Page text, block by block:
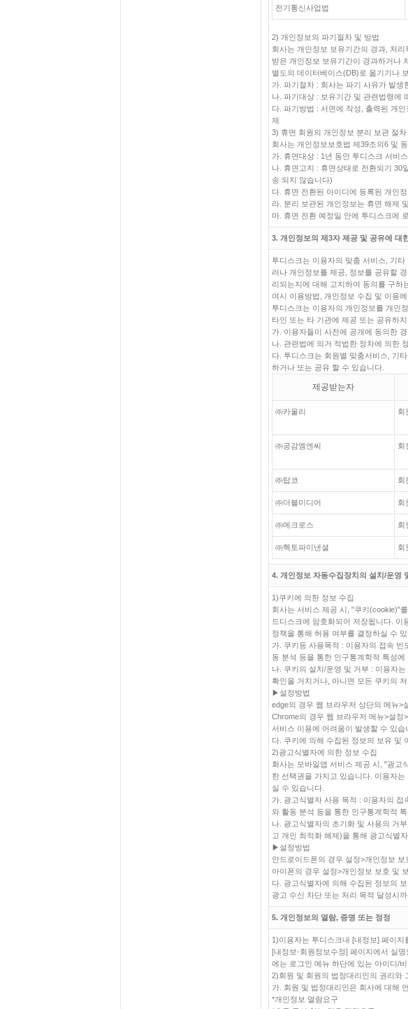
전기통신사업법
2) 개인정보의 파기절차 및 방법
회사는 개인정보 보유기간의 경과, 처
받은 개인정보 보유기간이 경과하거나
별도의 데이터베이스(DB)로 옮기기나
가. 파기절차 : 회사는 파기 사유가 발생
나. 파기대상 : 보유기간 및 관련법령에
다. 파기방법 : 서면에 작성, 출력된 개
제
3) 휴면 회원의 개인정보 분리 보관 절차
회사는 개인정보보호법 제39조의6 및
가. 휴면대상 : 1년 동안 투디스크 서비
나. 휴면고지 : 휴면상태로 전환되기 30
송 되지 않습니다)
다. 휴면 전환된 아이디에 등록된 개인
라. 분리 보관된 개인정보는 휴면 해제
마. 휴면 전환 예정일 안에 투디스크에
3. 개인정보의 제3자 제공 및 공유에 대
투디스크는 이용자의 맞춤 서비스, 기
러나 개인정보를 제공, 정보를 공유할
리되는지에 대해 고지하여 동의를 구하
여시 이용방법, 개인정보 수집 및 이용
투디스크는 이용자의 개인정보를 개인
타인 또는 타 기관에 제공 또는 공유하
가. 이용자들이 사전에 공개에 동의한 경
나. 관련법에 의거 적법한 정차에 의한
다. 투디스크는 회원별 맞춤서비스, 기
하거나 또는 공유 할 수 있습니다.
제공받는자
㈜카울리 회
㈜공감엠엔씨 회
㈜탑코 회
㈜더블미디어 회
㈜메크로스 회
㈜헥토파이낸셜 회
4. 개인정보 자동수집장치의 설치/운영
1)쿠키에 의한 정보 수집
회사는 서비스 제공 시, "쿠키(cookie)"
드디스크에 암호화되어 저장됩니다.
정책을 통해 허용 여부를 결정하실 수 있
가. 쿠키등 사용목적 : 이용자의 접속
동 분석 등을 통한 인구통계학적 특성
나. 쿠키의 설치/운영 및 거부 : 이용자
확인을 거치거나, 아니면 모든 쿠키의
▶설정방법
edge의 경우 웹 브라우저 상단의 메뉴>
Chrome의 경우 웹 브라우저 메뉴>설정
서비스 이용에 어려움이 발생할 수 있습
다. 쿠키에 의해 수집된 정보의 보유 및
2)광고식별자에 의한 정보 수집
회사는 모바일앱 서비스 제공 시, "광고
한 선택권을 가지고 있습니다. 이용자
실 수 있습니다.
가. 광고식별자 사용 목적 : 이용자의
와 활동 분석 등을 통한 인구통계학적
나. 광고식별자의 초기화 및 사용의 거
고 개인 최적화 해제)을 통해 광고식별
▶설정방법
안드로이드폰의 경우 설정>개인정보
아이폰의 경우 설정>개인정보 보호 및
다. 광고식별자에 의해 수집된 정보의
광고 수신 차단 또는 처리 목적 달성시까
5. 개인정보의 열람, 증명 또는 정정
1)이용자는 투디스크내 [내정보] 페이
[내정보-회원정보수정] 페이지에서 실
에는 로그인 메뉴 하단에 있는 아이디/
2)회원 및 회원의 법정대리인의 권리와
가. 회원 및 법정대리인은 회사에 대해
*개인정보 열람요구